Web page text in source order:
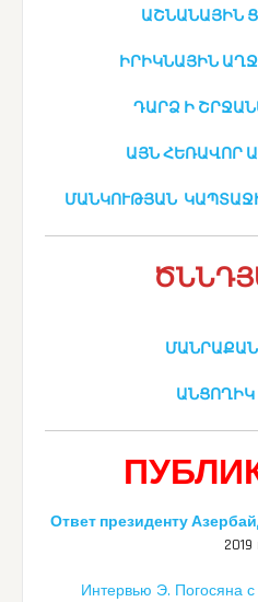
ԱՇՆԱՆԱՅԻՆ
ԻՐԻԿՆԱՅԻՆ
ԴԱՐՁ Ի
ԱՅՆ ՀԵՌԱՎՈՐ
ՄԱՆԿՈՒԹՅԱՆ
Ответ президенту
2019
Интервью Э. Погосяна